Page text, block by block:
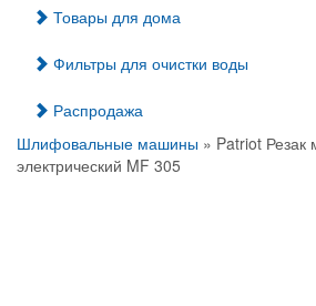
Товары для дома
Фильтры для очистки воды
Распродажа
Шлифовальные машины » Patriot Резак
электрический MF 305